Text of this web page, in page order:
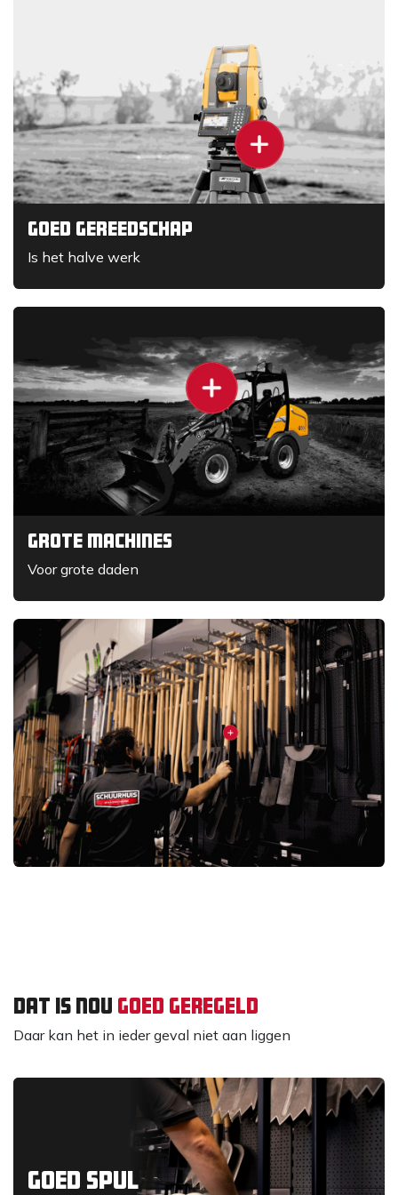
Goed gereedschap
Is het halve werk
Grote machines
Voor grote daden
dat is nou goed geregeld
Daar kan het in ieder geval niet aan liggen
goed spul